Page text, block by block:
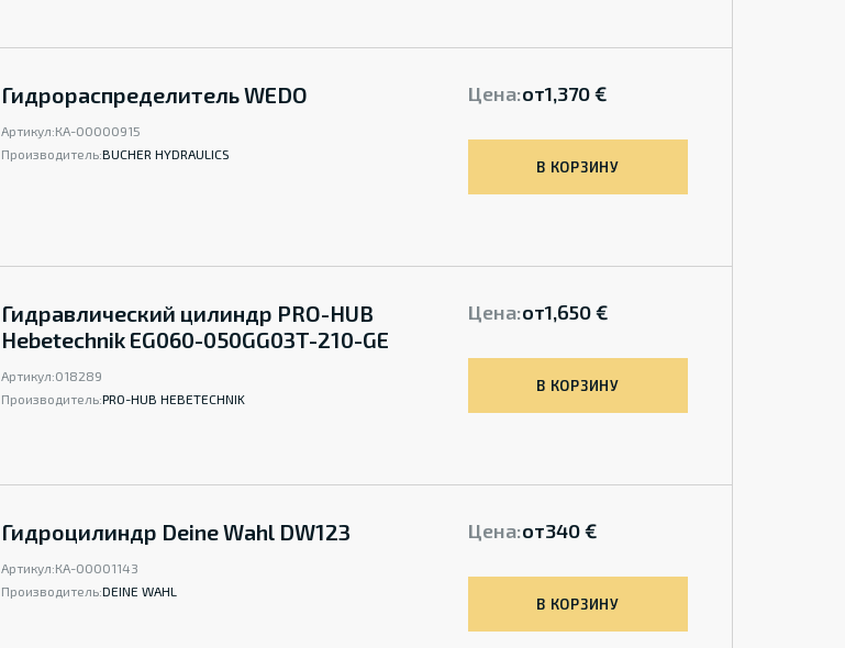
Гидрораспределитель WEDO
Артикул:КА-00000915
Производитель:BUCHER HYDRAULICS
Цена:от1,370 €
В КОРЗИНУ
Гидравлический цилиндр PRO-HUB
Hebetechnik EG060-050GG03T-210-GE
Артикул:018289
Производитель:PRO-HUB HEBETECHNIK
Цена:от1,650 €
В КОРЗИНУ
Гидроцилиндр Deine Wahl DW123
Артикул:КА-00001143
Производитель:DEINE WAHL
Цена:от340 €
В КОРЗИНУ